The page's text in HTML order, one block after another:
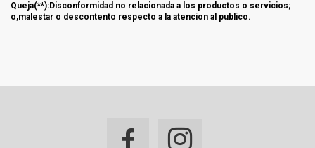
Queja(**):Disconformidad no relacionada a los productos o servicios;
o,malestar o descontento respecto a la atencion al publico.